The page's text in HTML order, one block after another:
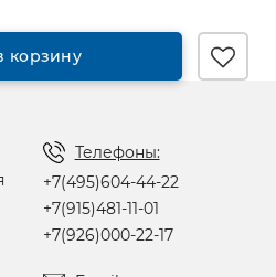
корзину
Телефоны:
+7(495)604-44-22
+7(915)481-11-01
+7(926)000-22-17